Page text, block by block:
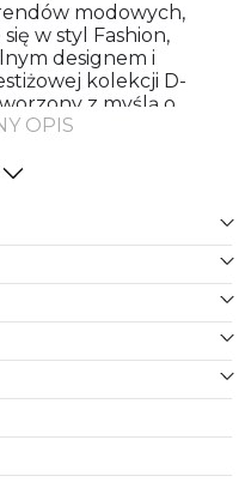
modowych,
w styl Fashion,
designem i
kolekcji D-
z myślą o
luksusowe
pasek
koperta
wyrafinowania.
to nie tylko modny
dodanie subtelnej,
że
intuicyjne i szybkie.
zegarkowi
To idealne
unikalnym designem.
OPIS